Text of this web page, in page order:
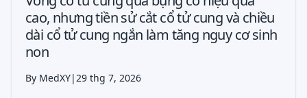
cao, nhưng tiền sử cắt cổ tử cung và chiều
dài cổ tử cung ngắn làm tăng nguy cơ sinh
non
By MedXY|29 thg 7, 2026